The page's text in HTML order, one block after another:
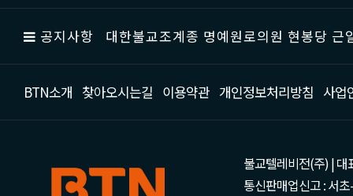
공지사항 대한불교조계종 명예원로의원 현봉당
BTN소개 찾아오시는길 이용약관 개인정보처리방침 사업
불교텔레비전(주) | 대
통신판매업신고 : 서